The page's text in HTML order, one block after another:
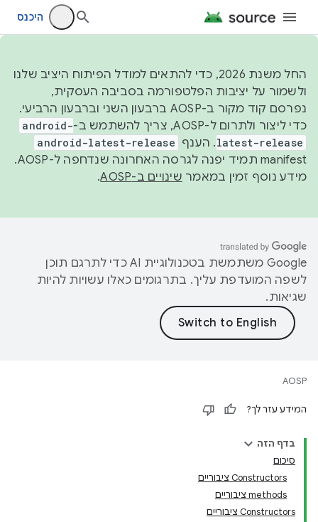
היכנס
החל משנת 2026, כדי להתאים למודל הפיתוח היציב שלנו
ולשמור על יציבות הפלטפורמה בסביבה העסקית,
נפרסם קוד מקור ב-AOSP ברבעון השני וברבעון הרביעי.
כדי ליצור ולתרום ל-AOSP, צריך להשתמש ב-
android-
latest-release. הענף android-latest-release
manifest תמיד יפנה לגרסה האחרונה שנדחפה ל-AOSP.
מידע נוסף זמין במאמר שינויים ב-AOSP .
‫Google משתמשת בטכנולוגיית AI כדי לתרגם תוכן
לשפה המועדפת עליך. בתרגומים כאלו עשויות להיות
שגיאות.
AOSP
המידע עזר לך?
בדף הזה
סיכום
Constructors ציבוריים
‫methods ציבוריים
Constructors ציבוריים